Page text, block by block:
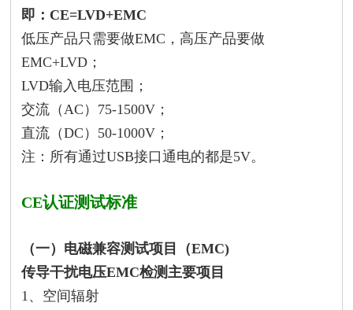
即：CE=LVD+EMC
低压产品只需要做EMC，高压产品要做
EMC+LVD；
LVD输入电压范围；
交流（AC）75-1500V；
直流（DC）50-1000V；
注：所有通过USB接口通电的都是5V。
CE认证测试标准
（一）电磁兼容测试项目（EMC)
传导干扰电压EMC检测主要项目
1、空间辐射